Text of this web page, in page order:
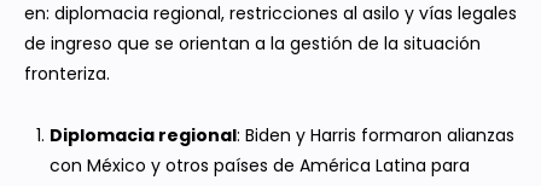
en: diplomacia regional, restricciones al asilo y vías legales
de ingreso que se orientan a la gestión de la situación
fronteriza.
Diplomacia regional: Biden y Harris formaron alianzas
con México y otros países de América Latina para